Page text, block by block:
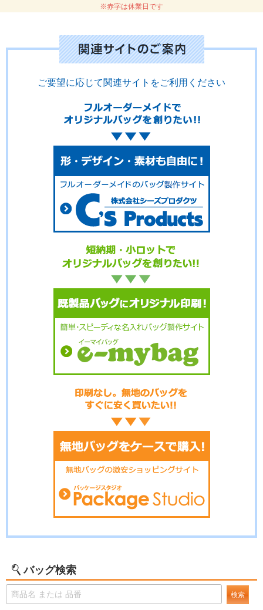
※赤字は休業日です
ご要望に応じて関連サイトをご利用ください
バッグ検索
検索